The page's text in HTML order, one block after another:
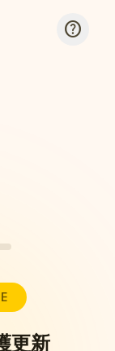
help
更新